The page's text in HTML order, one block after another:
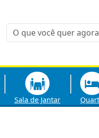
Sala de Jantar